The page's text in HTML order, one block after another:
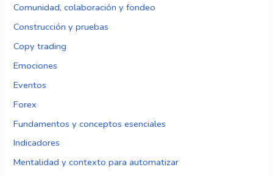
Comunidad, colaboración y fondeo
Construcción y pruebas
Copy trading
Emociones
Eventos
Forex
Fundamentos y conceptos esenciales
Indicadores
Mentalidad y contexto para automatizar